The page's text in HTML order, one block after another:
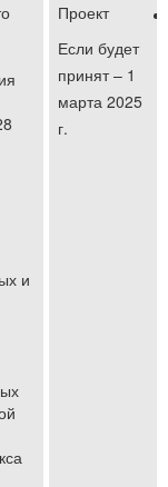
и
Проект
Если будет
принят – 1
марта 2025
г.